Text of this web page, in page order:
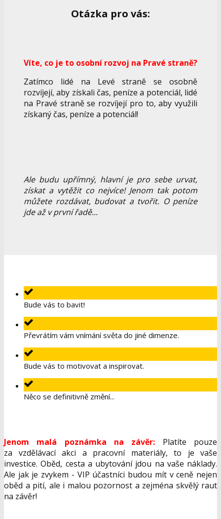
Otázka pro vás:
Víte, co je to osobní rozvoj na Pravé straně?
Zatímco lidé na Levé straně se osobně
rozvíjejí, aby získali čas, peníze a potenciál, lidé
na Pravé straně se rozvíjejí pro to, aby využili
získaný čas, peníze a potenciál!
Ale budu upřímný, hlavní je pro sebe urvat,
získat a vytěžit co nejvíce! Jenom tak potom
můžete rozdávat, budovat a tvořit. O peníze
jde až v první řadě...
Bude vás to bavit!
Převrátím vám vnímání světa do jiné dimenze.
Bude vás to motivovat a inspirovat.
Něco se definitivně změní...
Jenom malá poznámka na závěr:
Platíte pouze
za vzdělávací akci a pracovní materiály, to je vaše
investice. Oběd, cesta a ubytování jdou na vaše náklady.
Ale jak je zvykem - VIP účastníci budou mít v ceně nejen
oběd a pití, ale i malou pozornost a zejména skvělý raut
na závěr!